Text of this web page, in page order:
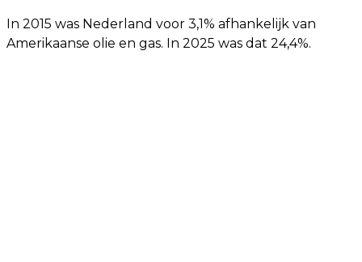
In 2015 was Nederland voor 3,1% afhankelijk van
Amerikaanse olie en gas. In 2025 was dat 24,4%.